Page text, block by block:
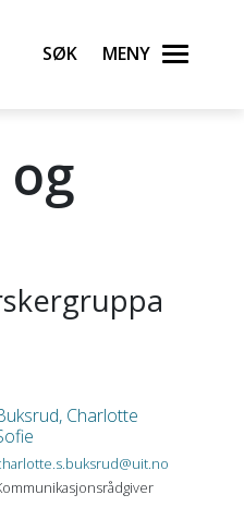
Søk Meny
Charlotte